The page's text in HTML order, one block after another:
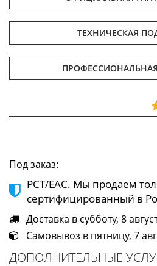
ТЕХНИЧЕСКАЯ
Под заказ:
РСТ/ЕАС. Мы продаем
сертифицированный в
Доставка в субботу, 8
Самовывоз в пятницу, 7
ДОПОЛНИТЕЛЬНЫЕ